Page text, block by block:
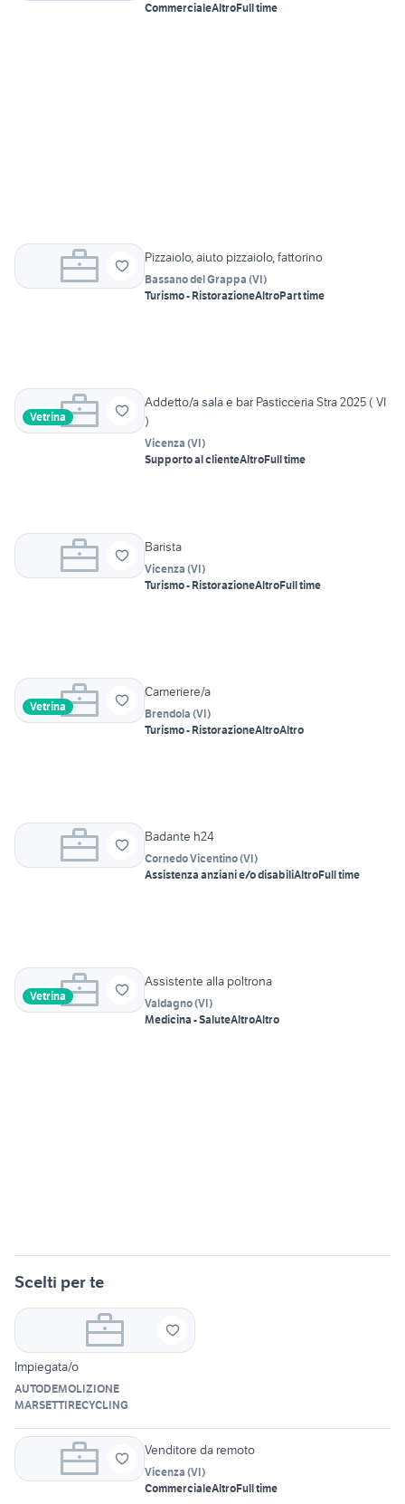
CommercialeAltroFull time
Pizzaiolo, aiuto pizzaiolo, fattorino
Bassano del Grappa (VI)
Turismo - RistorazioneAltroPart time
Vetrina
Addetto/a sala e bar Pasticceria Stra 2025 ( VI
)
Vicenza (VI)
Supporto al clienteAltroFull time
Barista
Vicenza (VI)
Turismo - RistorazioneAltroFull time
Vetrina
Cameriere/a
Brendola (VI)
Turismo - RistorazioneAltroAltro
Badante h24
Cornedo Vicentino(VI)
Assistenza anziani e/o disabiliAltroFull time
Vetrina
Assistente alla poltrona
Valdagno(VI)
Medicina - SaluteAltroAltro
Scelti per te
Impiegata/o
AUTODEMOLIZIONE
MARSETTIRECYCLING
Venditore da remoto
Vicenza (VI)
CommercialeAltroFull time